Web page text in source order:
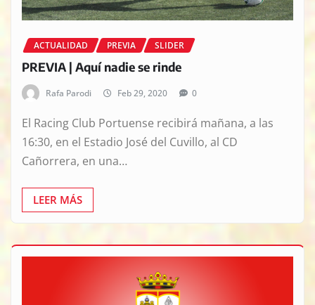
ACTUALIDAD PREVIA SLIDER
PREVIA | Aquí nadie se rinde
Rafa Parodi Feb 29, 2020 0
El Racing Club Portuense recibirá mañana, a las
16:30, en el Estadio José del Cuvillo, al CD
Cañorrera, en una…
LEER MÁS